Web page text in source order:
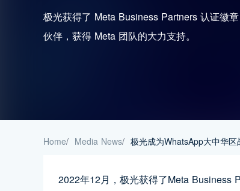
极光获得了 Meta Business Partners 认证徽
伙伴，获得 Meta 团队的大力支持。
Home/ Media News/ 极光成为WhatsApp大中华区
2022年12月，极光获得了Meta Business